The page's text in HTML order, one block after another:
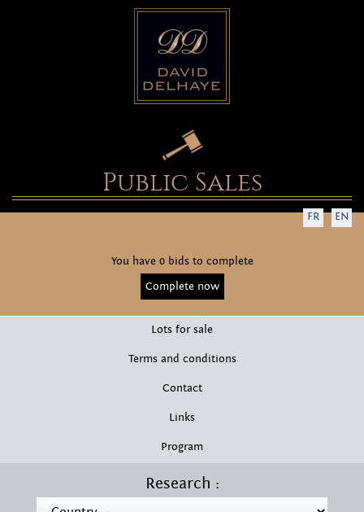
Public Sales
FR EN
You have 0 bids to complete
Complete now
Lots for sale
Terms and conditions
Contact
Links
Program
Research :